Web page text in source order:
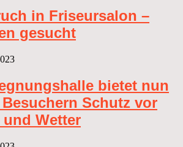
in Friseursalon –
gesucht
bietet nun
Schutz vor
Wetter